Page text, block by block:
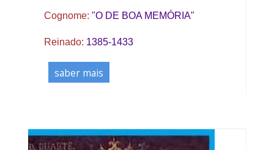
Cognome: "O DE BOA MEMÓRIA"
Reinado: 1385-1433
saber mais